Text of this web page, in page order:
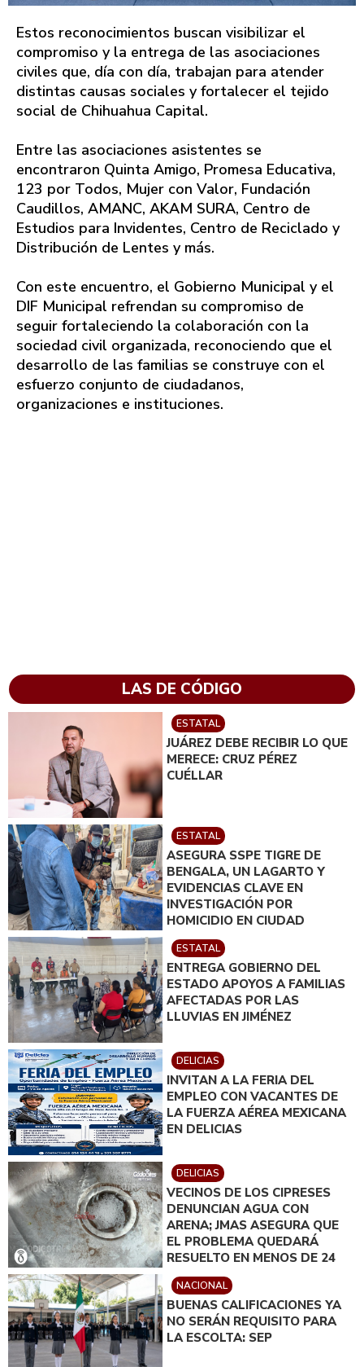
Estos reconocimientos buscan visibilizar el
compromiso y la entrega de las asociaciones
civiles que, día con día, trabajan para atender
distintas causas sociales y fortalecer el tejido
social de Chihuahua Capital.
Entre las asociaciones asistentes se
encontraron Quinta Amigo, Promesa Educativa,
123 por Todos, Mujer con Valor, Fundación
Caudillos, AMANC, AKAM SURA, Centro de
Estudios para Invidentes, Centro de Reciclado y
Distribución de Lentes y más.
Con este encuentro, el Gobierno Municipal y el
DIF Municipal refrendan su compromiso de
seguir fortaleciendo la colaboración con la
sociedad civil organizada, reconociendo que el
desarrollo de las familias se construye con el
esfuerzo conjunto de ciudadanos,
organizaciones e instituciones.
LAS DE CÓDIGO
ESTATAL
JUÁREZ DEBE RECIBIR LO QUE
MERECE: CRUZ PÉREZ
CUÉLLAR
ESTATAL
ASEGURA SSPE TIGRE DE
BENGALA, UN LAGARTO Y
EVIDENCIAS CLAVE EN
INVESTIGACIÓN POR
HOMICIDIO EN CIUDAD
JUÁREZ; EN CATEO
INSTRUIDO POR GILBERTO
LOYA
ESTATAL
ENTREGA GOBIERNO DEL
ESTADO APOYOS A FAMILIAS
AFECTADAS POR LAS
LLUVIAS EN JIMÉNEZ
DELICIAS
INVITAN A LA FERIA DEL
EMPLEO CON VACANTES DE
LA FUERZA AÉREA MEXICANA
EN DELICIAS
DELICIAS
VECINOS DE LOS CIPRESES
DENUNCIAN AGUA CON
ARENA; JMAS ASEGURA QUE
EL PROBLEMA QUEDARÁ
RESUELTO EN MENOS DE 24
HORAS
NACIONAL
BUENAS CALIFICACIONES YA
NO SERÁN REQUISITO PARA
LA ESCOLTA: SEP